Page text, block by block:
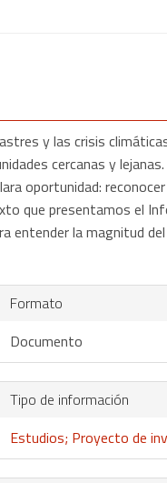
y las crisis
cercanas y
oportunidad:
que presentamos el
entender la magnitud
Formato
Documento
Tipo de información
Estudios; Proyecto de